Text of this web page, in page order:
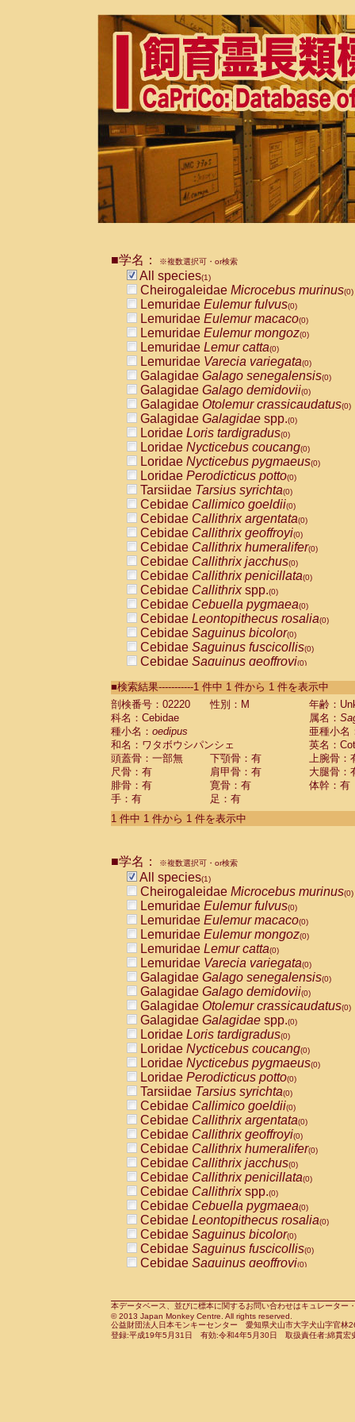
■学名： ※複数選択可・or検索
All species(1)
Cheirogaleidae Microcebus murinus(0)
Lemuridae Eulemur fulvus(0)
Lemuridae Eulemur macaco(0)
Lemuridae Eulemur mongoz(0)
Lemuridae Lemur catta(0)
Lemuridae Varecia variegata(0)
Galagidae Galago senegalensis(0)
Galagidae Galago demidovii(0)
Galagidae Otolemur crassicaudatus(0)
Galagidae Galagidae spp.(0)
Loridae Loris tardigradus(0)
Loridae Nycticebus coucang(0)
Loridae Nycticebus pygmaeus(0)
Loridae Perodicticus potto(0)
Tarsiidae Tarsius syrichta(0)
Cebidae Callimico goeldii(0)
Cebidae Callithrix argentata(0)
Cebidae Callithrix geoffroyi(0)
Cebidae Callithrix humeralifer(0)
Cebidae Callithrix jacchus(0)
Cebidae Callithrix penicillata(0)
Cebidae Callithrixspp.(0)
Cebidae Cebuella pygmaea(0)
Cebidae Leontopithecus rosalia(0)
Cebidae Saguinus bicolor(0)
Cebidae Saguinus fuscicollis(0)
Cebidae Saguinus geoffroyi(0)
CebidaeSaguinus labiatus(0)
Cebidae Saguinus leucopus (0)
Cebidae
Cebidae
CebidaeSaguinus nigricollis (0)
Cebidae Saguinus oedipus
Cebidae Saguinus weddelli
Cebidae Saguinusspp.
Cebidae Aotus trivirgatus
Cebidae Cebus albifrons
CebidaeCebus nigrivittatus
CebidaeCebus
CebidaeSaimiri boliviensis(0)
CebidaeSaimiri sciureus(0)
AtelidaeAlouatta caraya(0)
AtelidaeAlouatta fusca(0)
AtelidaeAlouatta seniculus
AtelidaeAlouattaspp.(0)
AtelidaeAteles belzebuth(0)
AtelidaeAteles geoffroyi(0)
AtelidaeAteles paniscus(0)
AtelidaeAtelesspp.(0)
Atelidae Lagothrix lagothricha
AtelidaeLagothrix lagothricha cana
PitheciidaeCacajao calvus
PitheciidaeCallicebus cupreus
PitheciidaeCallicebus donacophilus
PitheciidaeCallicebus moloch
PitheciidaeCallicebus torquatus
PitheciidaeCallicebusspp.(0)
PitheciidaeChiropotes satanas(0)
PitheciidaePithecia monachus
PitheciidaePithecia pithecia(0)
CercopithecidaeCercocebus agilis
CercopithecidaeCercocebus
CercopithecidaeCercocebus
CercopithecidaeCercocebus
CercopithecidaeCercocebus
CercopithecidaeCercocebushybrid
CercopithecidaePapio anubis(0)
CercopithecidaePapio cynocephalus
CercopithecidaePapio hamadryas(0)
■検索結果-----------1 件中 1 件から 1 件を表示中
剖検番号：02220
性別：M
年齢：
科名：Cebidae
属名：
種小名： oedipus
亜種小名
和名：ワタボウシパンシェ
英名：
頭蓋骨：一部無
下顎骨：有
上腕骨：
尺骨：有
肩甲骨：有
大腿骨：
腓骨：有
寛骨：有
体幹：有
手：有
足：有
1 件中 1 件から 1 件を表示中
■学名： ※複数選択可・or検索
All species(1)
Cheirogaleidae Microcebus murinus(0)
Lemuridae Eulemur fulvus(0)
Lemuridae Eulemur macaco(0)
Lemuridae Eulemur mongoz(0)
Lemuridae Lemur catta(0)
Lemuridae Varecia variegata(0)
Galagidae Galago senegalensis(0)
Galagidae Galago demidovii(0)
Galagidae Otolemur crassicaudatus(0)
Galagidae Galagidae spp.(0)
Loridae Loris tardigradus(0)
Loridae Nycticebus coucang(0)
Loridae Nycticebus pygmaeus(0)
Loridae Perodicticus potto(0)
Tarsiidae Tarsius syrichta(0)
Cebidae Callimico goeldii(0)
Cebidae Callithrix argentata(0)
Cebidae Callithrix geoffroyi(0)
Cebidae Callithrix humeralifer(0)
Cebidae Callithrix jacchus(0)
Cebidae Callithrix penicillata(0)
Cebidae Callithrixspp.(0)
Cebidae Cebuella pygmaea(0)
Cebidae Leontopithecus rosalia(0)
Cebidae Saguinus bicolor(0)
Cebidae Saguinus fuscicollis(0)
Cebidae Saguinus geoffroyi(0)
CebidaeSaguinus leucopus(0)
CebidaeSaguinus midas(0)
Cebidae Saguinus mystax(0)
本データベース、並びに標本に関するお問い合わせはキュレータ
© 2013 Japan Monkey Centre. All rights reserved.
公益財団法人日本モンキーセンター 愛知県犬山市大字犬山字官
登録:平成19年5月31日 有効:令和4年5月30日 取扱責任者:綿貫宏